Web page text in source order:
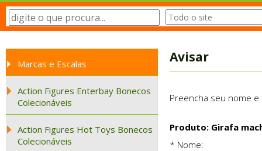
Marcas e Escalas
Action Figures Enterbay Bonecos
Colecionáveis
Action Figures Hot Toys Bonecos
Colecionáveis
Avisar
Preencha seu nome
Produto: Girafa
* Nome: